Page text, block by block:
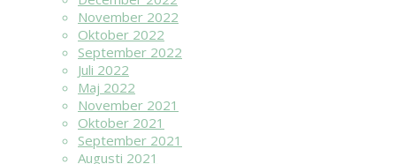
November 2022
Oktober 2022
September 2022
Juli 2022
Maj 2022
November 2021
Oktober 2021
September 2021
Augusti 2021